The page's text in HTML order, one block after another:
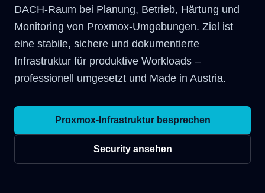
DACH-Raum bei Planung, Betrieb, Härtung und
Monitoring von Proxmox-Umgebungen. Ziel ist
eine stabile, sichere und dokumentierte
Infrastruktur für produktive Workloads –
professionell umgesetzt und Made in Austria.
Proxmox-Infrastruktur besprechen
Security ansehen